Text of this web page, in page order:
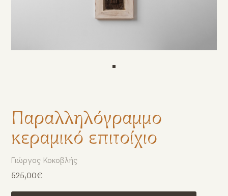
Γιώργος Κοκοβλής
525,00€
Παραλληλόγραμμο
κεραμικό επιτοίχιο